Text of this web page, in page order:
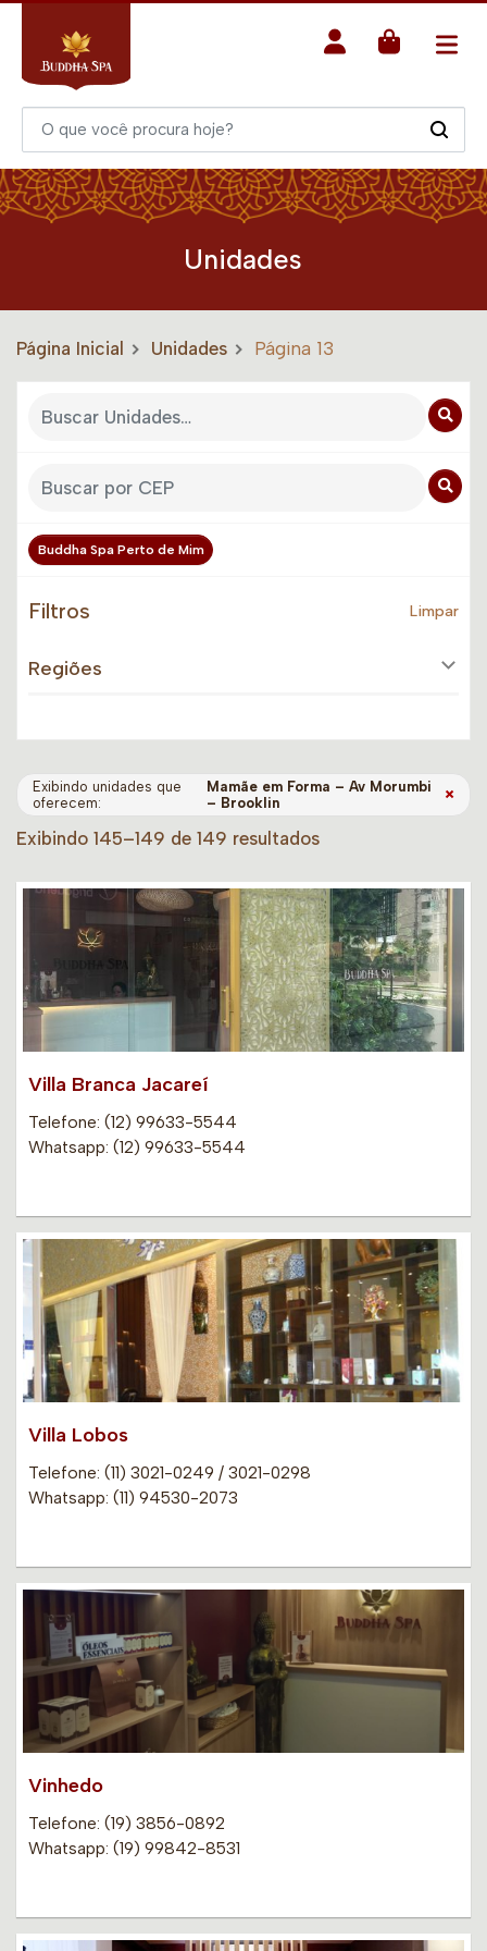
Unidades
Página Inicial Unidades Página 13
Buddha Spa Perto de Mim
Filtros Limpar
Regiões
Exibindo unidades que
oferecem:
Mamãe em Forma – Av Morumbi
– Brooklin
×
Exibindo 145–149 de 149 resultados
Villa Branca Jacareí
Telefone: (12) 99633-5544
Whatsapp: (12) 99633-5544
Villa Lobos
Telefone: (11) 3021-0249 / 3021-0298
Whatsapp: (11) 94530-2073
Vinhedo
Telefone: (19) 3856-0892
Whatsapp: (19) 99842-8531